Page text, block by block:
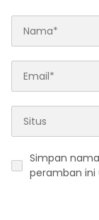
Simpan
peramban ini